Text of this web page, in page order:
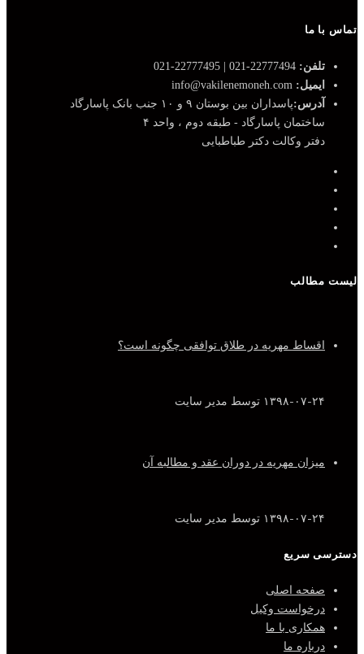
تماس با ما
تلفن:
ایمیل:
آدرس:پاسداران بین بوستان ۹ و ۱۰ جنب بانک پاسارگاد
ساختمان پاسارگاد - طبقه دوم ، واحد ۴
دفتر وکالت دکتر طباطبایی
لیست مطالب
اقساط مهریه در طلاق توافقی چگونه است؟
۱۳۹۸-۰۷-۲۴ توسط مدیر سایت
میزان مهریه در دوران عقد و مطالبه آن
۱۳۹۸-۰۷-۲۴ توسط مدیر سایت
دسترسی سریع
صفحه اصلی
درخواست وکیل
همکاری با ما
درباره ما